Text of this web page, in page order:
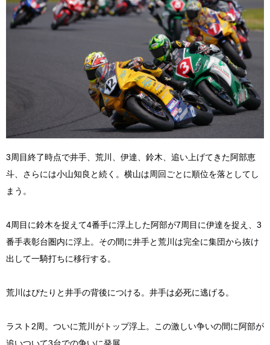
3周目終了時点で井手、荒川、伊達、鈴木、追い上げてきた阿部恵
斗、さらには小山知良と続く。横山は周回ごとに順位を落としてし
まう。
4周目に鈴木を捉えて4番手に浮上した阿部が7周目に伊達を捉え、3
番手表彰台圏内に浮上。その間に井手と荒川は完全に集団から抜け
出して一騎打ちに移行する。
荒川はぴたりと井手の背後につける。井手は必死に逃げる。
ラスト2周。ついに荒川がトップ浮上。この激しい争いの間に阿部が